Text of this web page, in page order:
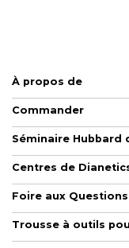
À propos de
Commander
Séminaire Hubbard
Centres de
Foire aux Questions
Trousse à outils